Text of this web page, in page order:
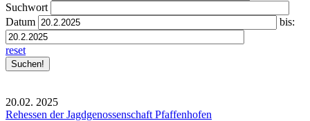
Suchwort
Datum
bis:
reset
20.02. 2025
Rehessen der Jagdgenossenschaft Pfaffenhofen